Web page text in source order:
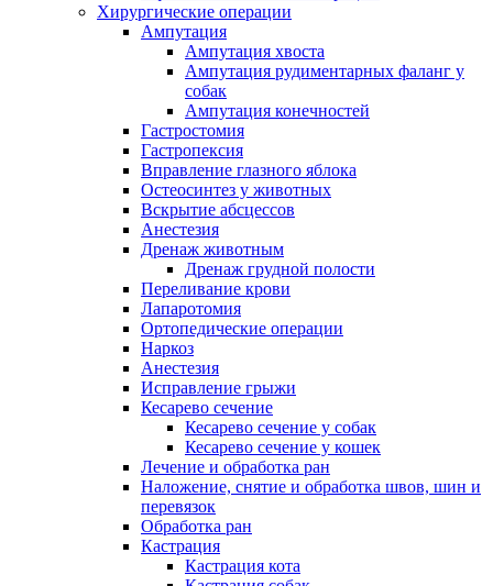
Хирургические операции
Ампутация
Ампутация хвоста
Ампутация рудиментарных фаланг у
собак
Ампутация конечностей
Гастростомия
Гастропексия
Вправление глазного яблока
Остеосинтез у животных
Вскрытие абсцессов
Анестезия
Дренаж животным
Дренаж грудной полости
Переливание крови
Лапаротомия
Ортопедические операции
Наркоз
Анестезия
Исправление грыжи
Кесарево сечение
Кесарево сечение у собак
Кесарево сечение у кошек
Лечение и обработка ран
Наложение, снятие и обработка швов, шин и
перевязок
Обработка ран
Кастрация
Кастрация кота